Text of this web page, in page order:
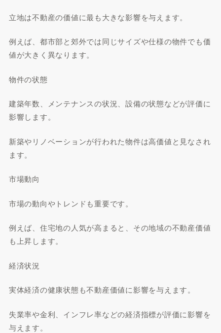
立地は不動産の価値に最も大きな影響を与えます。
例えば、都市部と郊外では同じサイズや仕様の物件でも価
値が大きく異なります。
物件の状態
建築年数、メンテナンスの状況、設備の状態などが評価に
影響します。
新築やリノベーションが行われた物件は高価値と見なされ
ます。
市場動向
市場の動向やトレンドも重要です。
例えば、住宅地の人気が高まると、その地域の不動産価値
も上昇します。
経済状況
実体経済の健康状態も不動産価値に影響を与えます。
失業率や金利、インフレ率などの経済指標が評価に影響を
与えます。